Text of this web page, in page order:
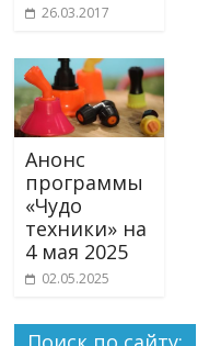
26.03.2017
Анонс
программы
«Чудо
техники» на
4 мая 2025
02.05.2025